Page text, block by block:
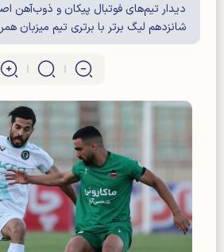
دیدار تیم‌های فوتبال پیکان و ذوب‌آهن
شانزدهم لیگ برتر با برتری تیم میزبان